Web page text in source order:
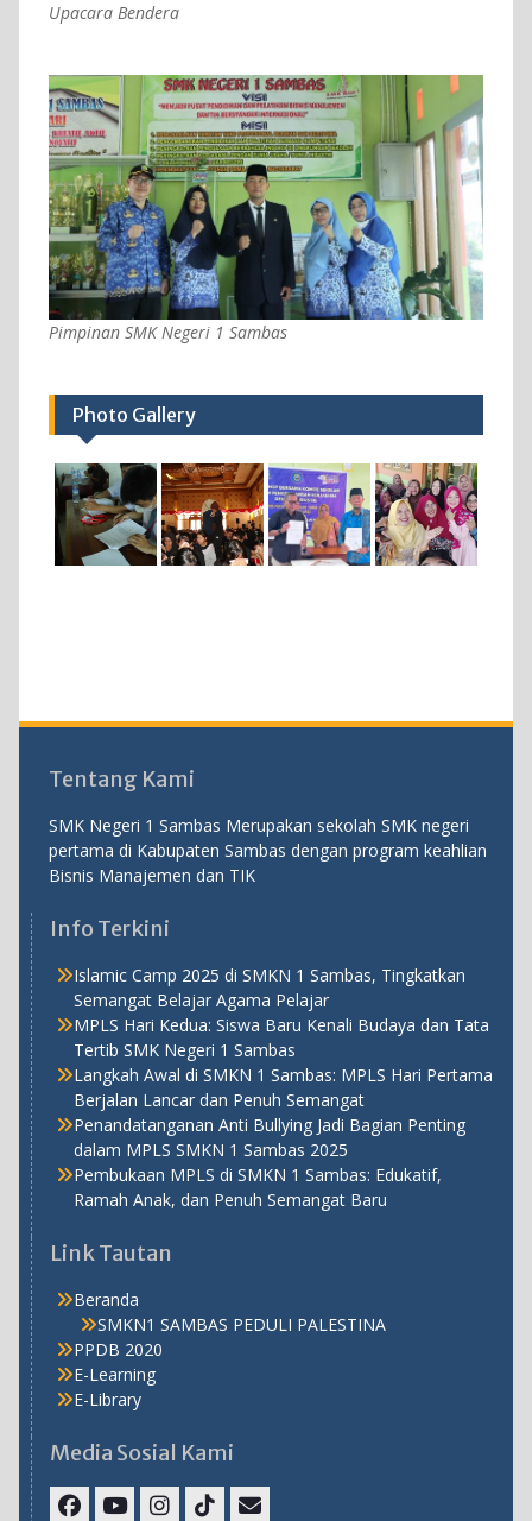
Upacara Bendera
Pimpinan SMK Negeri 1 Sambas
Photo Gallery
Tentang Kami
SMK Negeri 1 Sambas Merupakan sekolah SMK negeri
pertama di Kabupaten Sambas dengan program keahlian
Bisnis Manajemen dan TIK
Info Terkini
Islamic Camp 2025 di SMKN 1 Sambas, Tingkatkan
Semangat Belajar Agama Pelajar
MPLS Hari Kedua: Siswa Baru Kenali Budaya dan Tata
Tertib SMK Negeri 1 Sambas
Langkah Awal di SMKN 1 Sambas: MPLS Hari Pertama
Berjalan Lancar dan Penuh Semangat
Penandatanganan Anti Bullying Jadi Bagian Penting
dalam MPLS SMKN 1 Sambas 2025
Pembukaan MPLS di SMKN 1 Sambas: Edukatif,
Ramah Anak, dan Penuh Semangat Baru
Link Tautan
Beranda
SMKN1 SAMBAS PEDULI PALESTINA
PPDB 2020
E-Learning
E-Library
Media Sosial Kami